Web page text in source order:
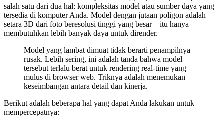
salah satu dari dua hal: kompleksitas model atau sumber daya yang
tersedia di komputer Anda. Model dengan jutaan poligon adalah
setara 3D dari foto beresolusi tinggi yang besar—itu hanya
membutuhkan lebih banyak daya untuk dirender.
Model yang lambat dimuat tidak berarti penampilnya
rusak. Lebih sering, ini adalah tanda bahwa model
tersebut terlalu berat untuk rendering real-time yang
mulus di browser web. Triknya adalah menemukan
keseimbangan antara detail dan kinerja.
Berikut adalah beberapa hal yang dapat Anda lakukan untuk
mempercepatnya: